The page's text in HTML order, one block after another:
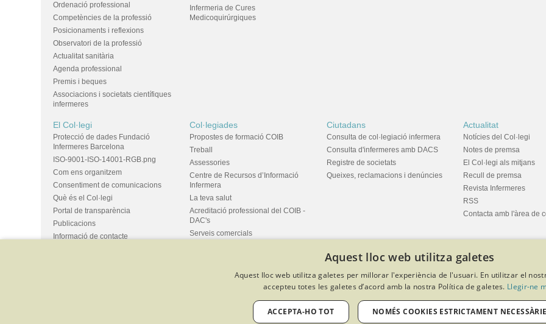
Ordenació professional
Competències de la professió
Posicionaments i reflexions
Observatori de la professió
Actualitat sanitària
Agenda professional
Premis i beques
Associacions i societats científiques
infermeres
Infermeria de Cures
Medicoquirúrgiques
El Col·legi
Protecció de dades Fundació
Infermeres Barcelona
ISO-9001-ISO-14001-RGB.png
Com ens organitzem
Consentiment de comunicacions
Què és el Col·legi
Portal de transparència
Publicacions
Informació de contacte
Col·legiades
Propostes de formació COIB
Treball
Assessories
Centre de Recursos d’Informació
Infermera
La teva salut
Acreditació professional del COIB -
DAC's
Serveis comercials
Ciutadans
Consulta de col·legiació infermera
Consulta d'infermeres amb DACS
Registre de societats
Queixes, reclamacions i denúncies
Actualitat
Notícies del Col·legi
Notes de premsa
El Col·legi als mitjans
Recull de premsa
Revista Infermeres
RSS
Contacta amb l'àrea de
Criteris de privacitat Política de cookies Avís legal Política de protecció de dades
Desenvolupat amb Softeng Portal Builder
Aquest lloc web utilitza galetes
Aquest lloc web utilitza galetes per millorar l'experiència de l'usuari. En utilitzar el
accepteu totes les galetes d’acord amb la nostra Política de galetes. Llegir-ne
ACCEPTA-HO TOT NOMÉS COOKIES ESTRICTAMENT